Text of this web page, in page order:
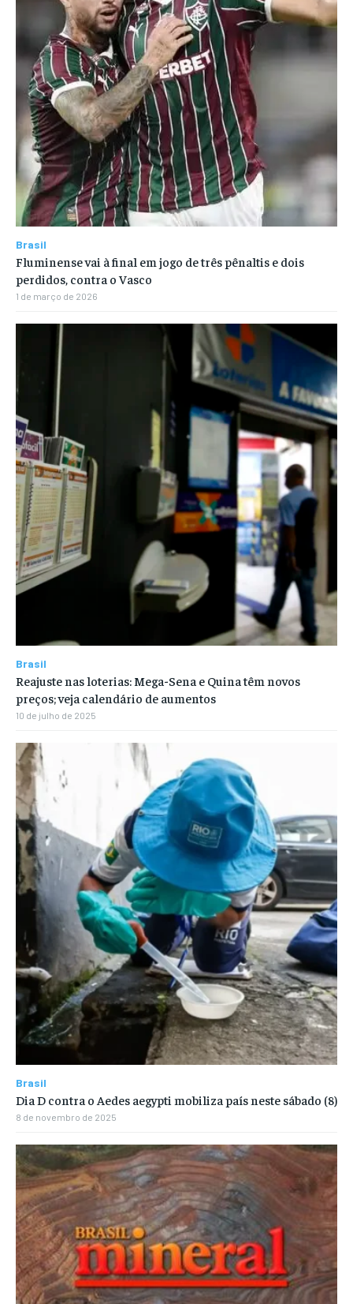
Brasil
Fluminense vai à final em jogo de três pênaltis e dois
perdidos, contra o Vasco
1 de março de 2026
Brasil
Reajuste nas loterias: Mega-Sena e Quina têm novos
preços; veja calendário de aumentos
10 de julho de 2025
Brasil
Dia D contra o Aedes aegypti mobiliza país neste sábado (8)
8 de novembro de 2025